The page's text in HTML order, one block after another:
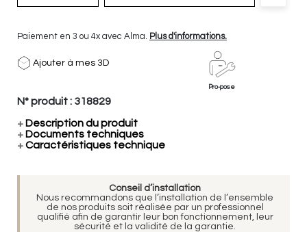
Paiement en 3 ou 4x avec Alma. Plus d'informations.
Ajouter à mes 3D
Pro-pose
N° produit : 318829
+ Description du produit
+ Documents techniques
+Caractéristiques technique
Conseil d’installation
Nous recommandons que l’installation de l’ensemble
de nos produits soit réalisée par un professionnel
qualifié afin de garantir leur bon fonctionnement, leur
sécurité et la validité de la garantie.